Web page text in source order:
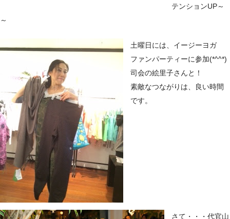
テンションUP～
～
土曜日には、イージーヨガ
ファンパーティーに参加(*^^*)
司会の絵里子さんと！
素敵なつながりは、良い時間
です。
さて・・・代官山